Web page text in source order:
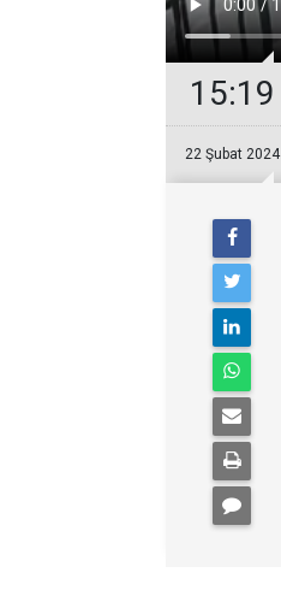
15:19
22 Şubat 2024